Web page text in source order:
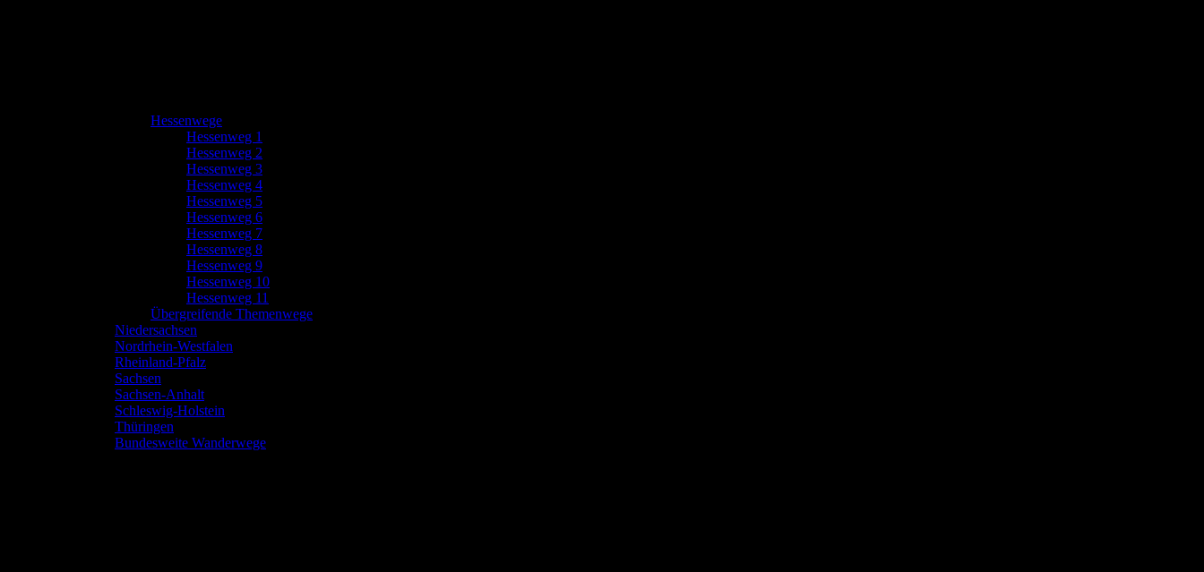
Hessenwege
Hessenweg 1
Hessenweg 2
Hessenweg 3
Hessenweg 4
Hessenweg 5
Hessenweg 6
Hessenweg 7
Hessenweg 8
Hessenweg 9
Hessenweg 10
Hessenweg 11
Übergreifende Themenwege
Niedersachsen
Nordrhein-Westfalen
Rheinland-Pfalz
Sachsen
Sachsen-Anhalt
Schleswig-Holstein
Thüringen
Bundesweite Wanderwege